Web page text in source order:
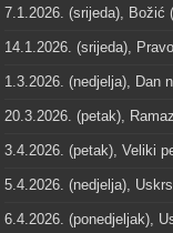
7.1.2026. (srijeda), Božić
14.1.2026. (srijeda),
1.3.2026. (nedjelja), Dan
20.3.2026. (petak),
3.4.2026. (petak), Veliki
5.4.2026. (nedjelja),
6.4.2026. (ponedjeljak),